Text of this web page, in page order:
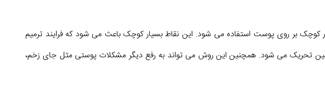
بر روی پوست استفاده می شود. این نقاط بسیار کوچک باعث می شود که فرایند ترمیم
تحریک می شود. همچنین این روش می تواند به رفع دیگر مشکلات پوستی مثل جای زخم،